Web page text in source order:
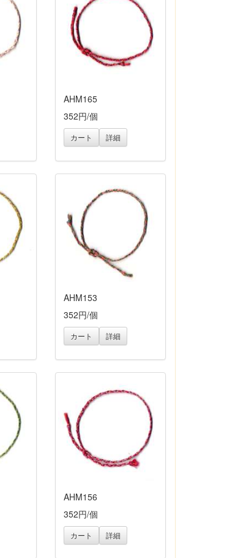
AHM165
352円/個
カート 詳細
AHM153
352円/個
カート 詳細
AHM156
352円/個
カート 詳細